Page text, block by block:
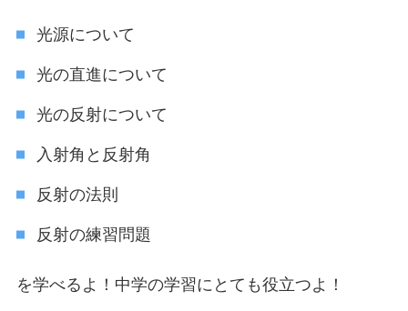
光源について
光の直進について
光の反射について
入射角と反射角
反射の法則
反射の練習問題
を学べるよ！中学の学習にとても役立つよ！